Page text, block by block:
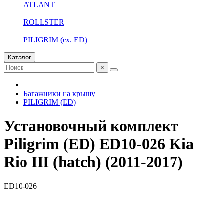
ATLANT
ROLLSTER
PILIGRIM (ex. ED)
Каталог
×
Багажники на крышу
PILIGRIM (ED)
Установочный комплект
Piligrim (ED) ED10-026 Kia
Rio III (hatch) (2011-2017)
ED10-026